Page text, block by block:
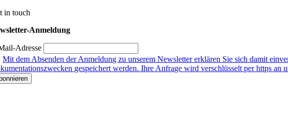
in touch
Anmeldung
Adresse
Mit dem Absenden der Anmeldung zu unserem Newsletter erklären Sie sich damit
gespeichert werden. Ihre Anfrage wird verschlüsselt per https an